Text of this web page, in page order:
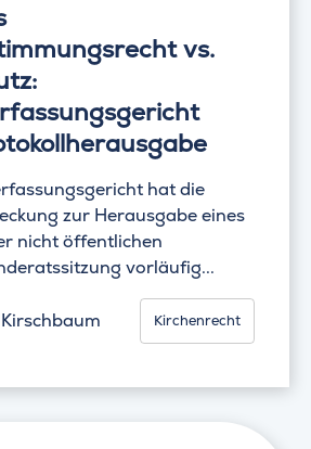
vs.
hat die
zur Herausgabe eines
nicht öffentlichen
vorläufig...
Kirchenrecht